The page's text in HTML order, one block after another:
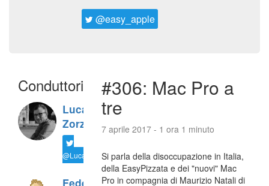
@easy_apple
Conduttori
Luca
Zorzi
@LucaTNT
Federico
#306: Mac Pro a
tre
7 aprile 2017 - 1 ora 1 minuto
Si parla della disoccupazione in Italia,
della EasyPizzata e dei "nuovi" Mac
Pro in compagnia di Maurizio Natali di